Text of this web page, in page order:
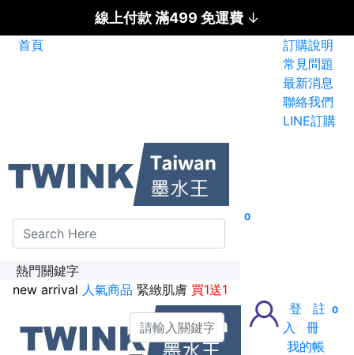
線上付款 滿499 免運費 ↓
首頁
碳粉匣全面特惠價
訂購說明
常見問題
最新消息
聯絡我們
LINE訂購
熱門關鍵字
new arrival 人氣商品 緊緻肌膚 買1送1
0
登
入
註
冊
我的帳
0